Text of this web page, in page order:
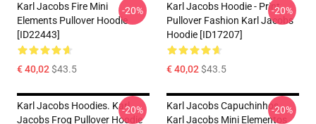
Karl Jacobs Fire Mini
Elements Pullover Hoodie
[ID22443]
€ 40,02$43.5
-20%
Karl Jacobs Hoodie - Print
Pullover Fashion Karl Jacobs
Hoodie [ID17207]
€ 40,02$43.5
-20%
Karl Jacobs Hoodies. Karl
Jacobs Frog Pullover Hoodie
-20%
Karl Jacobs Capuchinhos...
Karl Jacobs Mini Elementos
-20%